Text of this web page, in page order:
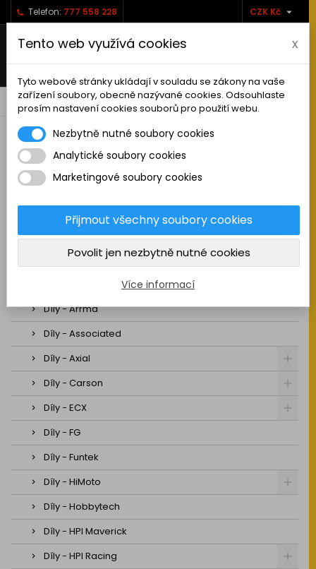
Telefon: 777 558 228 CZK Kč 
   shopping_cart0
RC AUTA
Sestavená auta elektro
Stavebnice aut elektro
Auta na spalovací motor
Náhradní díly
Díly - Arrma
Díly - Associated
Díly - Axial
Díly - Carson
Díly - ECX
Díly - FG
Díly - Funtek
Díly - HiMoto
Díly - Hobbytech
Díly - HPI Maverick
Díly - HPI Racing
Tento web využívá cookies x
Tyto webové stránky ukládají v souladu se zákony na vaše
zařízení soubory, obecně nazývané cookies. Odsouhlaste
prosím nastavení cookies souborů pro použití webu.
Nezbytně nutné soubory cookies
Analytické soubory cookies
Marketingové soubory cookies
Přijmout všechny soubory cookies
Povolit jen nezbytně nutné cookies
Více informací